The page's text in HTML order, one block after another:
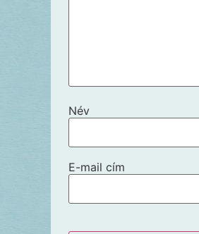
Név
E-mail cím